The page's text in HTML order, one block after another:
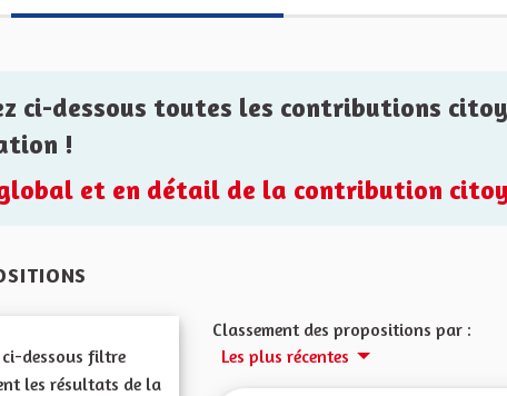
ci-dessous toutes les contributions
!
et en détail de la contribution
dessous filtre
les résultats de la
Classement des propositions par :
Les plus récentes